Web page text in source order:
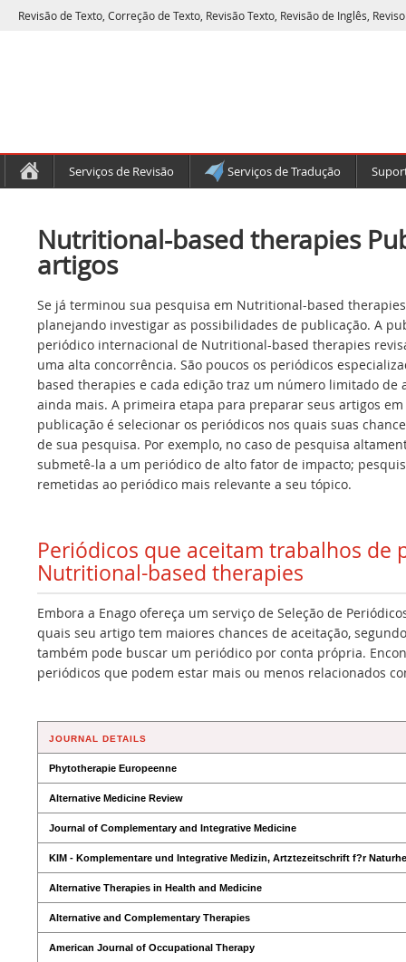
Revisão de Texto, Correção de Texto, Revisão Texto, Revisão de Inglês,
Serviços de Revisão Serviços de Tradução
Nutritional-based therapies
artigos
Se já terminou sua pesquisa em Nutritional-based
planejando investigar as possibilidades de publicação. A
periódico internacional de Nutritional-based therapies
uma alta concorrência. São poucos os periódicos
based therapies e cada edição traz um número limitado de
ainda mais. A primeira etapa para preparar seus artigos
publicação é selecionar os periódicos nos quais suas
de sua pesquisa. Por exemplo, no caso de pesquisa
submetê-la a um periódico de alto fator de impacto;
remetidas ao periódico mais relevante a seu tópico.
Periódicos que aceitam trabalhos de
Nutritional-based therapies
Embora a Enago ofereça um serviço de Seleção de
quais seu artigo tem maiores chances de aceitação,
também pode buscar um periódico por conta própria.
periódicos que podem estar mais ou menos relacionados
JOURNAL DETAILS
Phytotherapie Europeenne
Alternative Medicine Review
Journal of Complementary and Integrative Medicine
KIM - Komplementare und Integrative Medizin, Artztezeitschrift f?r
Alternative Therapies in Health and Medicine
Alternative and Complementary Therapies
American Journal of Occupational Therapy